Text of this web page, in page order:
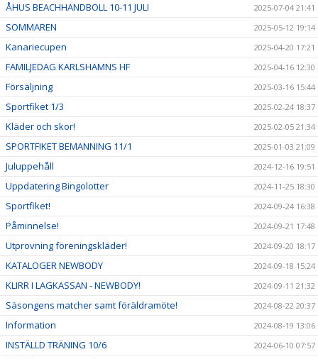
ÅHUS BEACHHANDBOLL 10-11 JULI 2025-07-04 21:41
SOMMAREN 2025-05-12 19:14
Kanariecupen 2025-04-20 17:21
FAMILJEDAG KARLSHAMNS HF 2025-04-16 12:30
Försäljning 2025-03-16 15:44
Sportfiket 1/3 2025-02-24 18:37
Kläder och skor! 2025-02-05 21:34
SPORTFIKET BEMANNING 11/1 2025-01-03 21:09
Juluppehåll 2024-12-16 19:51
Uppdatering Bingolotter 2024-11-25 18:30
Sportfiket! 2024-09-24 16:38
Påminnelse! 2024-09-21 17:48
Utprovning föreningskläder! 2024-09-20 18:17
KATALOGER NEWBODY 2024-09-18 15:24
KLIRR I LAGKASSAN - NEWBODY! 2024-09-11 21:32
Säsongens matcher samt föräldramöte! 2024-08-22 20:37
Information 2024-08-19 13:06
INSTÄLLD TRÄNING 10/6 2024-06-10 07:57